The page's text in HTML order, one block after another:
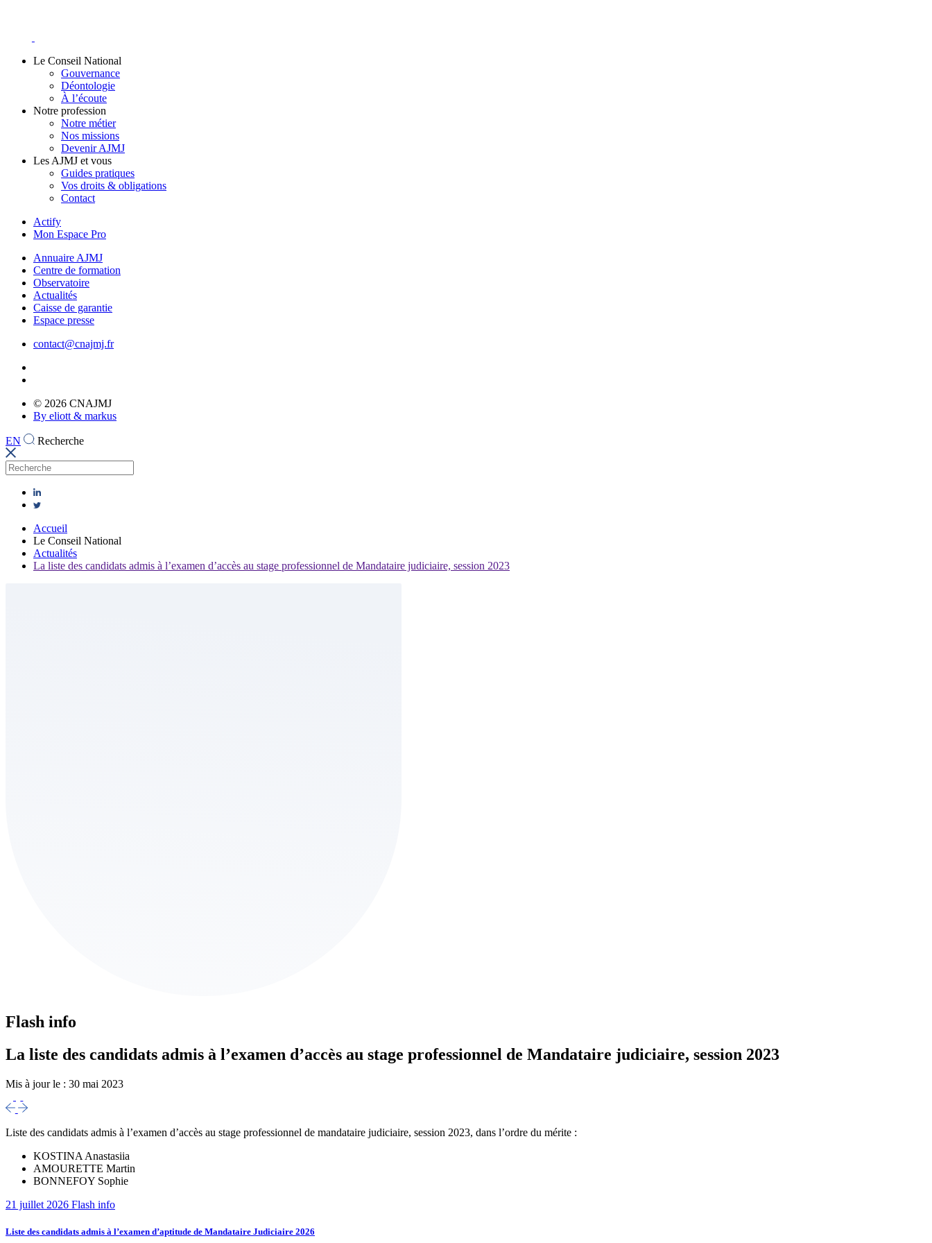
Le Conseil National
Gouvernance
Déontologie
À l’écoute
Notre profession
Notre métier
Nos missions
Devenir AJMJ
Les AJMJ et vous
Guides pratiques
Vos droits & obligations
Contact
Actify
Mon Espace Pro
Annuaire AJMJ
Centre de formation
Observatoire
Actualités
Caisse de garantie
Espace presse
contact@cnajmj.fr
© 2026 CNAJMJ
By eliott & markus
EN Recherche
Accueil
Le Conseil National
Actualités
La liste des candidats admis à l’examen d’accès au stage professionnel de Mandataire judiciaire, session 2023
Flash info
La liste des candidats admis à l’examen d’accès au stage professionnel de Mandataire judiciaire, session 2023
Mis à jour le : 30 mai 2023
Liste des candidats admis à l’examen d’accès au stage professionnel de mandataire judiciaire, session 2023, dans l’ordre du mérite :
KOSTINA Anastasiia
AMOURETTE Martin
BONNEFOY Sophie
21 juillet 2026 Flash info
Liste des candidats admis à l’examen d’aptitude de Mandataire Judiciaire 2026